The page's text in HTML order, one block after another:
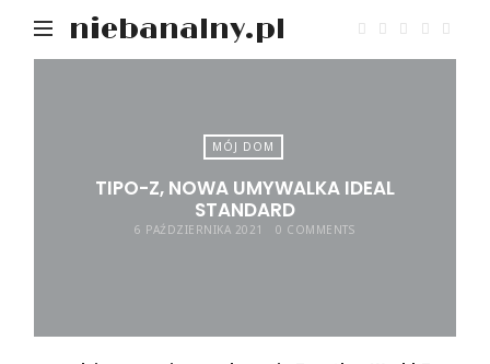
niebanalny.pl
MÓJ DOM
TIPO-Z, NOWA UMYWALKA IDEAL
STANDARD
6 PAŹDZIERNIKA 2021 0 COMMENTS